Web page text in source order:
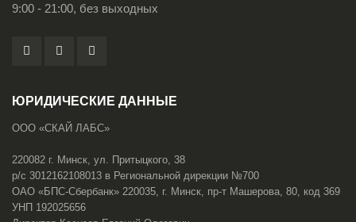
9:00 - 21:00, без выходных
ЮРИДИЧЕСКИЕ ДАННЫЕ
ООО «СКАЙ ЛАБС»
220082 г. Минск, ул. Притыцкого, 38
р/с 3012162108013 в Региональной дирекции №700
ОАО «БПС-Сбербанк» 220035, г. Минск, пр-т Машерова, 80, код 369
УНП 192025656